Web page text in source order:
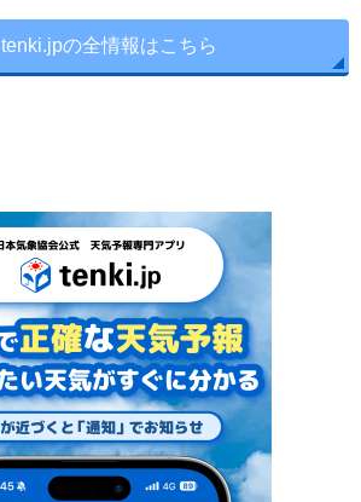
tenki.jpの全情報はこちら